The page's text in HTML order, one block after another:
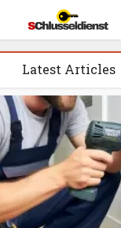
Latest Articles